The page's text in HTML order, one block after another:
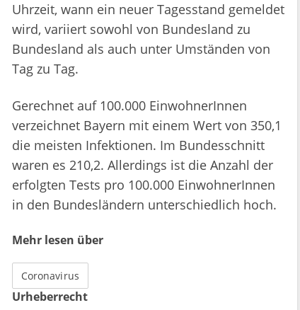
Uhrzeit, wann ein neuer Tagesstand gemeldet
wird, variiert sowohl von Bundesland zu
Bundesland als auch unter Umständen von
Tag zu Tag.
Gerechnet auf 100.000 EinwohnerInnen
verzeichnet Bayern mit einem Wert von 350,1
die meisten Infektionen. Im Bundesschnitt
waren es 210,2. Allerdings ist die Anzahl der
erfolgten Tests pro 100.000 EinwohnerInnen
in den Bundesländern unterschiedlich hoch.
Mehr lesen über
Coronavirus
Urheberrecht